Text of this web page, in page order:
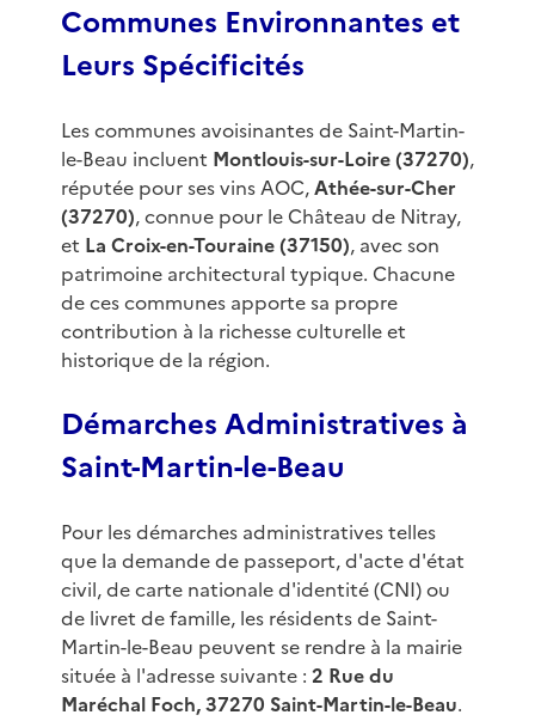
Communes Environnantes et
Leurs Spécificités
Les communes avoisinantes de Saint-Martin-
le-Beau incluent Montlouis-sur-Loire (37270),
réputée pour ses vins AOC,Athée-sur-Cher
(37270), connue pour le Château de Nitray,
et La Croix-en-Touraine (37150), avec son
patrimoine architectural typique. Chacune
de ces communes apporte sa propre
contribution à la richesse culturelle et
historique de la région.
Démarches Administratives à
Saint-Martin-le-Beau
Pour les démarches administratives telles
que la demande de passeport, d'acte d'état
civil, de carte nationale d'identité (CNI) ou
de livret de famille, les résidents de Saint-
Martin-le-Beau peuvent se rendre à la mairie
située à l'adresse suivante : 2 Rue du
Maréchal Foch, 37270 Saint-Martin-le-Beau.